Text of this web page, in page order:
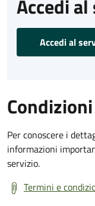
Accedi
Accedi al
Per conoscere i
informazioni
servizio.
Termini e